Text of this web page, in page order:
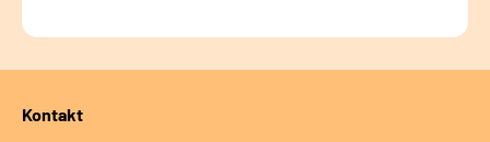
Kontakt